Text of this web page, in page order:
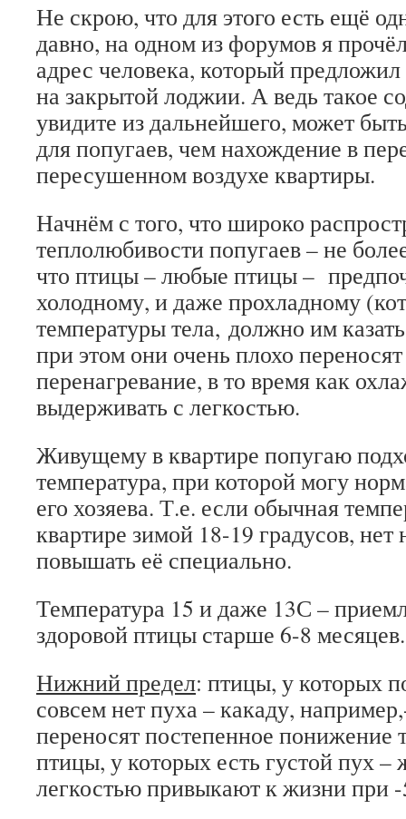
Не скрою, что для этого есть ещё
давно, на одном из форумов я
адрес человека, который
на закрытой лоджии. А ведь такое
увидите из дальнейшего, может
для попугаев, чем нахождение в
пересушенном воздухе квартиры.
Начнём с того, что широко
теплолюбивости попугаев – не
что птицы – любые птицы –
холодному, и даже прохладному
температуры тела, должно им
при этом они очень плохо
перенагревание, в то время как
выдерживать с легкостью.
Живущему в квартире попугаю
температура, при которой могу
его хозяева. Т.е. если обычная
квартире зимой 18-19 градусов, нет
повышать её специально.
Температура 15 и даже 13С –
здоровой птицы старше 6-8 месяцев.
Нижний предел: птицы, у которых
совсем нет пуха – какаду,
переносят постепенное понижение
птицы, у которых есть густой пух –
легкостью привыкают к жизни при